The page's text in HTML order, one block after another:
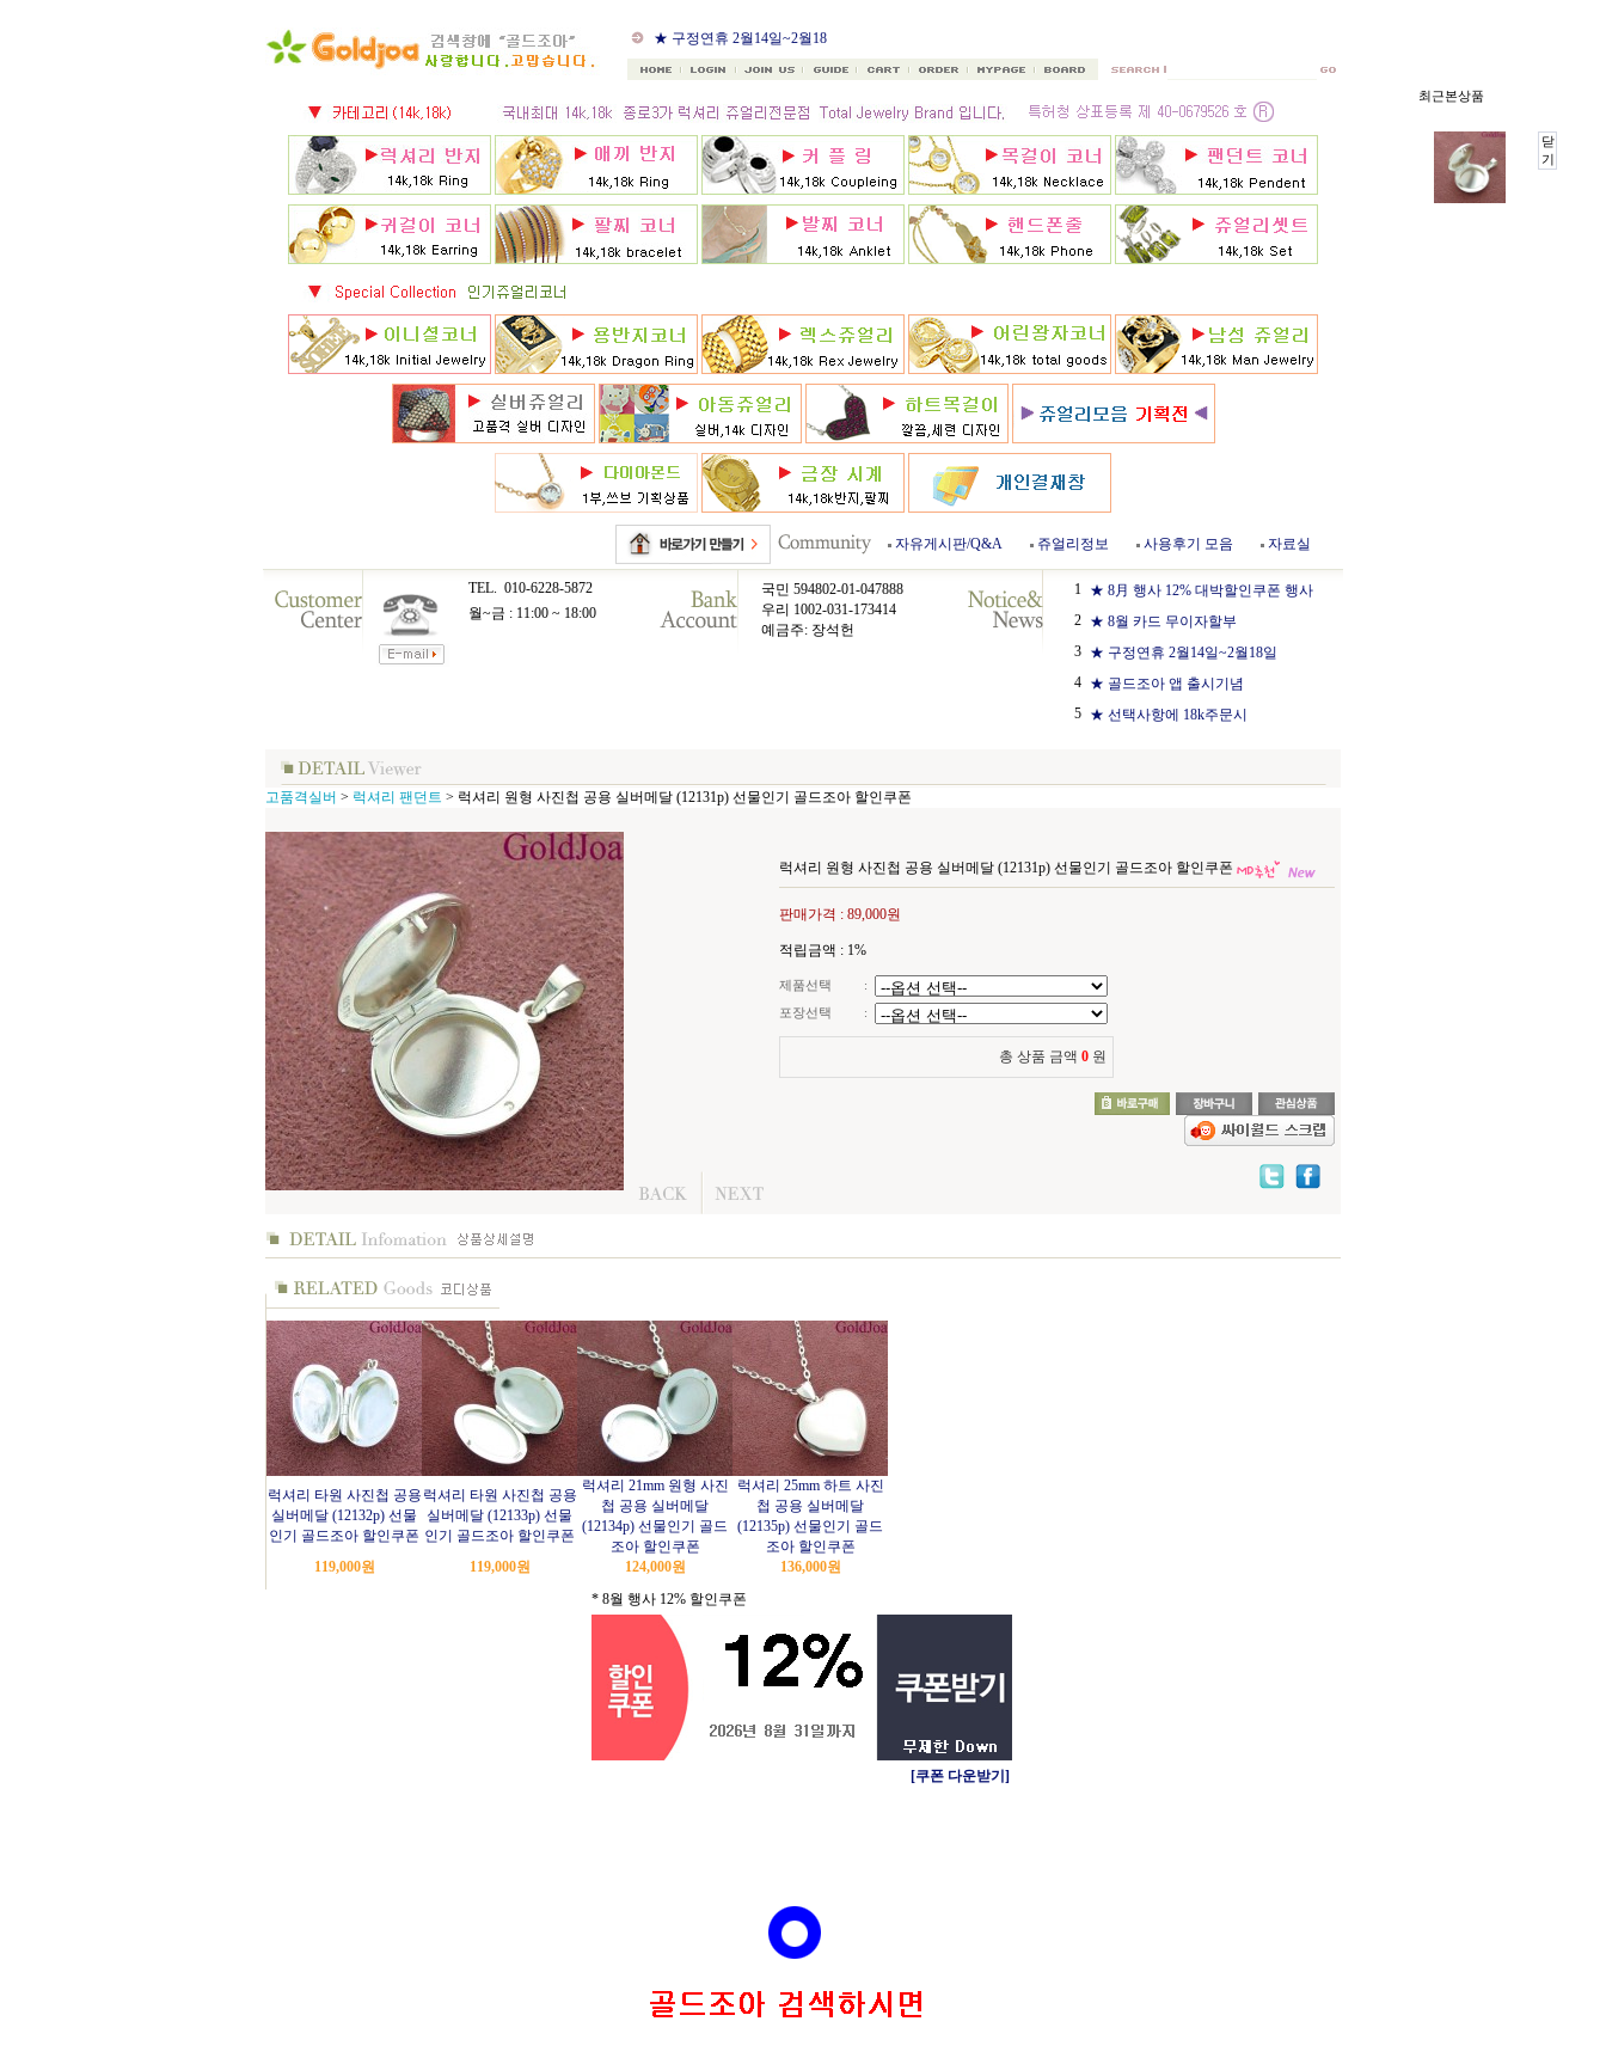
★ 8月 행사 12% 대박할인쿠
폰 행사
★ 선택사항에 18k주문시
자유게시판/Q&A 쥬얼리정보 사용후기 모음 자료실
TEL. 010-6228-5872
월~금 : 11:00 ~ 18:00
국민 594802-01-047888
우리 1002-031-173414
예금주: 장석헌
1 ★ 8月 행사 12% 대박할인쿠폰 행사
2 ★ 8월 카드 무이자할부
3 ★ 구정연휴 2월14일~2월18일
4 ★ 골드조아 앱 출시기념
5 ★ 선택사항에 18k주문시
고품격실버 > 럭셔리 팬던트 > 럭셔리 원형 사진첩 공용 실버메달 (12131p) 선물인기 골드조아 할인쿠폰
럭셔리 원형 사진첩 공용 실버메달 (12131p) 선물인기 골드조아 할인쿠폰
판매가격 : 89,000원
적립금액 : 1%
제품선택
:
포장선택
:
총 상품 금액 0 원
럭셔리 타원 사진첩 공용
실버메달 (12132p) 선물
인기 골드조아 할인쿠폰
럭셔리 타원 사진첩 공용
실버메달 (12133p) 선물
인기 골드조아 할인쿠폰
럭셔리 21mm 원형 사진
첩 공용 실버메달
(12134p) 선물인기 골드
조아 할인쿠폰
럭셔리 25mm 하트 사진
첩 공용 실버메달
(12135p) 선물인기 골드
조아 할인쿠폰
119,000원 119,000원 124,000원 136,000원
* 8월 행사 12% 할인쿠폰
[쿠폰 다운받기]
최근본상품
닫
기